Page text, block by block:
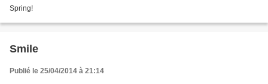
Spring!
Smile
Publié le 25/04/2014 à 21:14